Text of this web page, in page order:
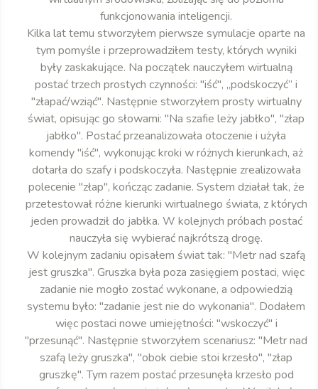
funkcjonowania inteligencji.
Kilka lat temu stworzyłem pierwsze symulacje oparte na
tym pomyśle i przeprowadziłem testy, których wyniki
były zaskakujące. Na początek nauczyłem wirtualną
postać trzech prostych czynności: "iść", „podskoczyć” i
"złapać/wziąć". Następnie stworzyłem prosty wirtualny
świat, opisując go słowami: "Na szafie leży jabłko", "złap
jabłko". Postać przeanalizowała otoczenie i użyła
komendy "iść", wykonując kroki w różnych kierunkach, aż
dotarła do szafy i podskoczyła. Następnie zrealizowała
polecenie "złap", kończąc zadanie. System działał tak, że
przetestował różne kierunki wirtualnego świata, z których
jeden prowadził do jabłka. W kolejnych próbach postać
nauczyła się wybierać najkrótszą drogę.
W kolejnym zadaniu opisałem świat tak: "Metr nad szafą
jest gruszka". Gruszka była poza zasięgiem postaci, więc
zadanie nie mogło zostać wykonane, a odpowiedzią
systemu było: "zadanie jest nie do wykonania". Dodałem
więc postaci nowe umiejętności: "wskoczyć" i
"przesunąć". Następnie stworzyłem scenariusz: "Metr nad
szafą leży gruszka", "obok ciebie stoi krzesło", "złap
gruszkę". Tym razem postać przesunęła krzesło pod